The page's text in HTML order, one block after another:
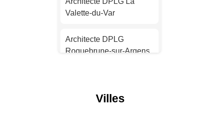
Architecte DPLG
Architecte DPLG
Valette-du-Var
Architecte DPLG
Roquebrune-sur-Argens
Villes